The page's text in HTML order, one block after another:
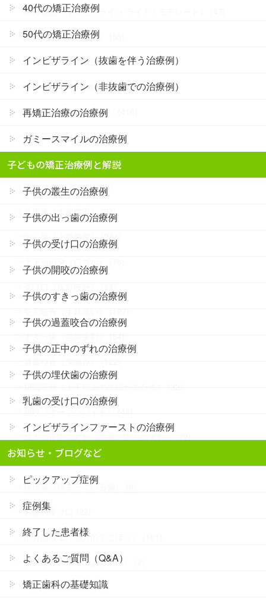
部分矯正（インビザライン ライト / モデレート） (47)
部分矯正（裏側矯正） (55)
小児矯正（子供矯正） (78)
プレオルソ（予防矯正） (22)
非抜歯（歯を抜かない） (416)
顎矯正手術（外科矯正） (2)
一般歯科連携（被せ物） (6)
叢生（でこぼこ） (448)
八重歯（犬歯突出） (94)
出っ歯（上顎前突） (234)
埋伏歯（埋まっている歯） (8)
乳歯の受け口 (22)
部分的叢生（部分的でこぼこ） (101)
顎変形症（骨格による不正） (2)
40代の矯正治療例 (50)
40代の矯正治療例
50代の矯正治療例
インビザライン（抜歯を伴う治療例）
インビザライン（非抜歯での治療例）
再矯正治療の治療例
ガミースマイルの治療例
子どもの矯正治療例と解説
子供の叢生の治療例
子供の出っ歯の治療例
子供の受け口の治療例
子供の開咬の治療例
子供のすきっ歯の治療例
子供の過蓋咬合の治療例
子供の正中のずれの治療例
子供の埋伏歯の治療例
乳歯の受け口の治療例
インビザラインファーストの治療例
お知らせ・ブログなど
ピックアップ症例
症例集
終了した患者様
よくあるご質問（Q&A）
矯正歯科の基礎知識